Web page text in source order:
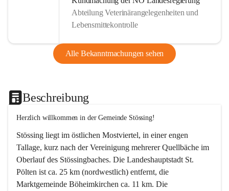
Abteilung Veterinärangelegenheiten und
Lebensmittekontrolle
Alle Bekanntmachungen sehen
Beschreibung
Herzlich willkommen in der Gemeinde Stössing!
Stössing liegt im östlichen Mostviertel, in einer engen
Tallage, kurz nach der Vereinigung mehrerer Quellbäche im
Oberlauf des Stössingbaches. Die Landeshauptstadt St.
Pölten ist ca. 25 km (nordwestlich) entfernt, die
Marktgemeinde Böheimkirchen ca. 11 km. Die